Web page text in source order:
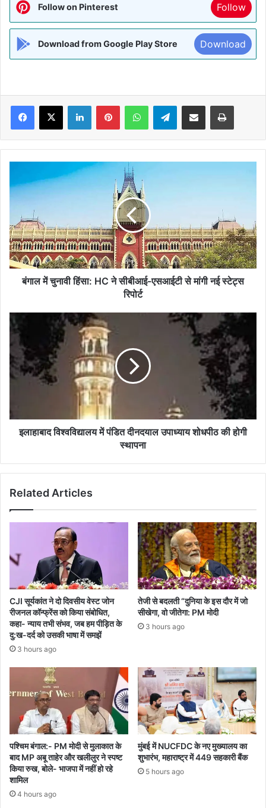
Follow on Pinterest Follow
Download from Google Play Store Download
Facebook
X LinkedInPinterestWhatsAppTelegramShare via Email Print
चुनावी
ने
सीबीआई-
एसआईटी
से
रिपोर्ट
बंगाल में चुनावी हिंसा: HC ने सीबीआई-एसआईटी से मांगी नई स्टेट्स
रिपोर्ट
इलाहाबाद
विश्वविद्यालय
में
पंडित
दीनदयाल
उपाध्याय
होगी
स्थापना
इलाहाबाद विश्वविद्यालय में पंडित दीनदयाल उपाध्याय शोधपीठ की होगी
स्थापना
Related Articles
CJI सूर्यकांत ने दो दिवसीय वेस्ट जोन
रीजनल कॉन्फ्रेंस को किया संबोधित,
कहा- न्याय तभी संभव, जब हम पीड़ित के
दु:ख-दर्द को उसकी भाषा में समझें
3 hours ago
तेजी से बदलती “दुनिया के इस दौर में जो
सीखेगा, वो जीतेगा: PM मोदी
3 hours ago
पश्चिम बंगाल:- PM मोदी से मुलाकात के
बाद MP अबू ताहेर और खलीलुर ने स्पष्ट
किया रुख, बोले- भाजपा में नहीं हो रहे
शामिल
4 hours ago
मुंबई में NUCFDC के नए मुख्यालय का
शुभारंभ, महाराष्ट्र में 449 सहकारी बैंक
5 hours ago